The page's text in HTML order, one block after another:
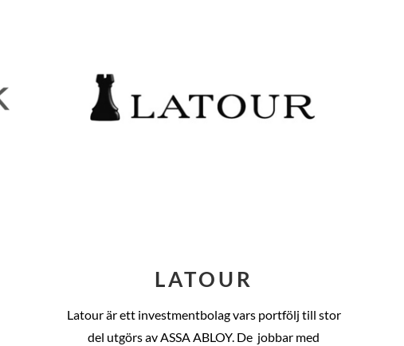
LATOUR
Latour är ett investmentbolag vars portfölj till stor
del utgörs av ASSA ABLOY. De jobbar med